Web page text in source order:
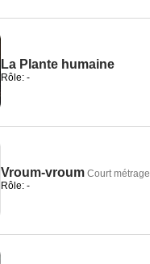
La Plante humaine
Rôle: -
Vroum-vroum Court métrage
Rôle: -